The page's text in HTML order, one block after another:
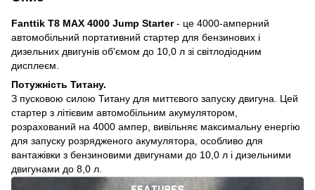
Fanttik T8 MAX 4000 Jump Starter- це 4000-амперний
автомобільний портативний стартер для бензинових і
дизельних двигунів об'ємом до 10,0 л зі світлодіодним
дисплеєм.
Потужність Титану.
З пусковою силою Титану для миттєвого запуску двигуна. Цей
стартер з літієвим автомобільним акумулятором,
розрахований на 4000 ампер, вивільняє максимальну енергію
для запуску розрядженого акумулятора, особливо для
вантажівки з бензиновими двигунами до 10,0 л і дизельними
двигунами до 8,0 л.